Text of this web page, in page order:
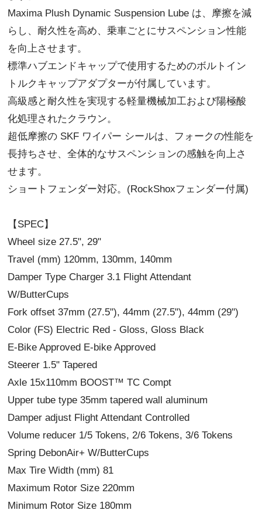
Maxima Plush Dynamic Suspension Lube は、摩擦を減
らし、耐久性を高め、乗車ごとにサスペンション性能
を向上させます。
標準ハブエンドキャップで使用するためのボルトイン
トルクキャップアダプターが付属しています。
高級感と耐久性を実現する軽量機械加工および陽極酸
化処理されたクラウン。
超低摩擦の SKF ワイパー シールは、フォークの性能を
長持ちさせ、全体的なサスペンションの感触を向上さ
せます。
ショートフェンダー対応。(RockShoxフェンダー付属)
【SPEC】
Wheel size 27.5", 29"
Travel (mm) 120mm, 130mm, 140mm
Damper Type Charger 3.1 Flight Attendant
W/ButterCups
Fork offset 37mm (27.5"), 44mm (27.5"), 44mm (29")
Color (FS) Electric Red - Gloss, Gloss Black
E-Bike Approved E-bike Approved
Steerer 1.5" Tapered
Axle 15x110mm BOOST™ TC Compt
Upper tube type 35mm tapered wall aluminum
Damper adjust Flight Attendant Controlled
Volume reducer 1/5 Tokens, 2/6 Tokens, 3/6 Tokens
Spring DebonAir+ W/ButterCups
Max Tire Width (mm) 81
Maximum Rotor Size 220mm
Minimum Rotor Size 180mm